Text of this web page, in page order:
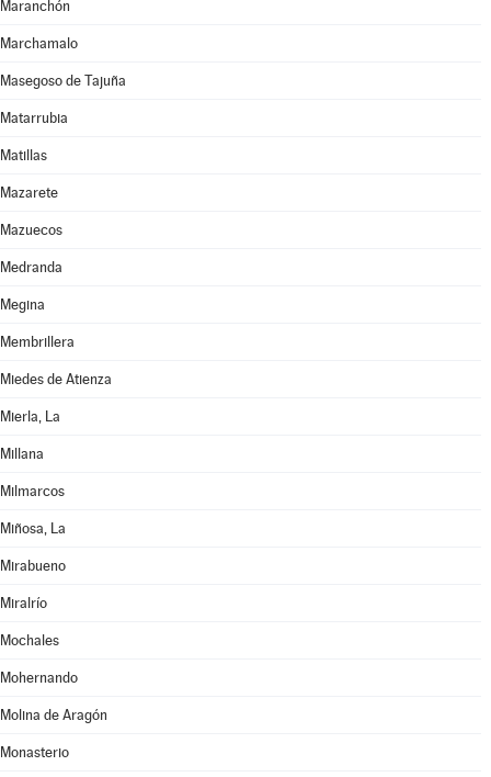
Maranchón
Marchamalo
Masegoso de Tajuña
Matarrubia
Matillas
Mazarete
Mazuecos
Medranda
Megina
Membrillera
Miedes de Atienza
Mierla, La
Millana
Milmarcos
Miñosa, La
Mirabueno
Miralrío
Mochales
Mohernando
Molina de Aragón
Monasterio